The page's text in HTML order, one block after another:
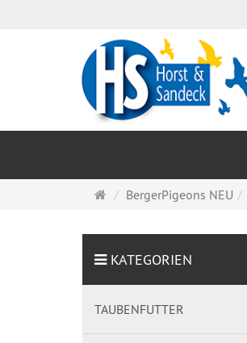
Startseite
BergerPigeons NEU
KATEGORIEN
TAUBENFUTTER